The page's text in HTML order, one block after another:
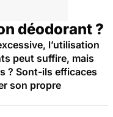
déodorant ?
l’utilisation
peut suffire, mais
? Sont-ils efficaces
son propre